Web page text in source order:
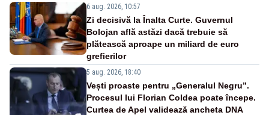
6 aug. 2026, 10:57
Zi decisivă la Înalta Curte. Guvernul
Bolojan află astăzi dacă trebuie să
plătească aproape un miliard de euro
grefierilor
5 aug. 2026, 18:40
Vești proaste pentru „Generalul Negru”.
Procesul lui Florian Coldea poate începe.
Curtea de Apel validează ancheta DNA